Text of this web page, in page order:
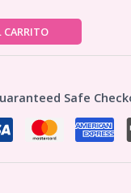
CARRITO
Safe